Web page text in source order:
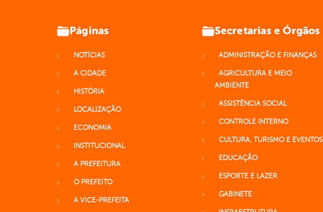
Páginas
NOTÍCIAS
A CIDADE
HISTÓRIA
LOCALIZAÇÃO
ECONOMIA
INSTITUCIONAL
A PREFEITURA
O PREFEITO
A VICE-PREFEITA
Secretarias e Órgãos
ADMINISTRAÇÃO E FINANÇAS
AGRICULTURA E MEIO
AMBIENTE
ASSISTÊNCIA SOCIAL
CONTROLE INTERNO
CULTURA, TURISMO E EVENTOS
EDUCAÇÃO
ESPORTE E LAZER
GABINETE